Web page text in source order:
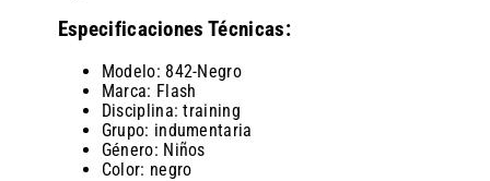
Especificaciones Técnicas:
Modelo: 842-Negro
Marca: Flash
Disciplina: training
Grupo: indumentaria
Género: Niños
Color: negro